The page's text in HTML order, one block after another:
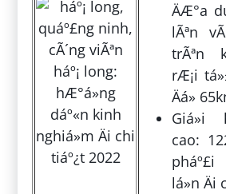
ÄÆ°a
lÃªn
trÃªn
rÆ¡i
Äá»
Giá»i
cao:
pháº£i
lá»n Äi